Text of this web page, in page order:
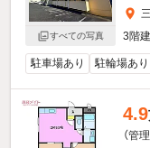
すべての写真
3階
駐車場あり 駐輪場あり
4.9
（管